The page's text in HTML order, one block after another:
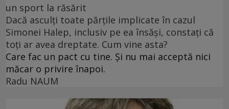
un sport la răsărit
Dacă asculți toate părțile implicate în cazul
Simonei Halep, inclusiv pe ea însăși, constați că
toți ar avea dreptate. Cum vine asta?
Care fac un pact cu tine. Și nu mai acceptă nici
măcar o privire înapoi.
Radu NAUM